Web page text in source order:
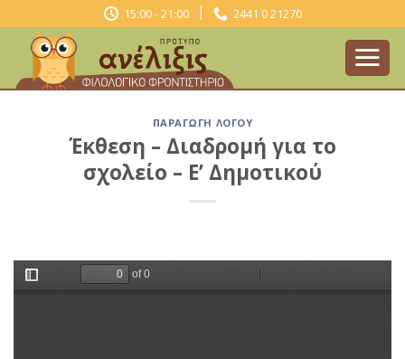
to
content
15:00 - 21:00 | 2441 0 21270
ΠΑΡΑΓΩΓΉ ΛΌΓΟΥ
Έκθεση – Διαδρομή για το
σχολείο – Ε’ Δημοτικού